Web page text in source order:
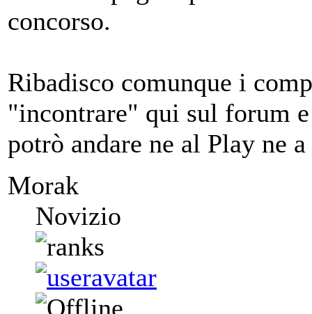
concorso.
Ribadisco comunque i
"incontrare" qui sul forum
potrò andare ne al Play ne
Morak
Novizio